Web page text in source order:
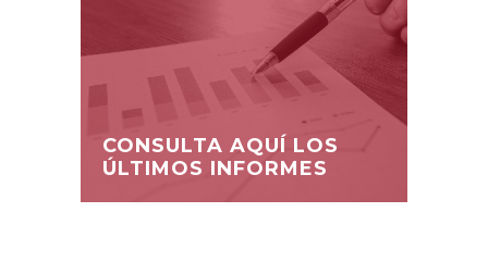
CONSULTA AQUÍ LOS
ÚLTIMOS INFORMES